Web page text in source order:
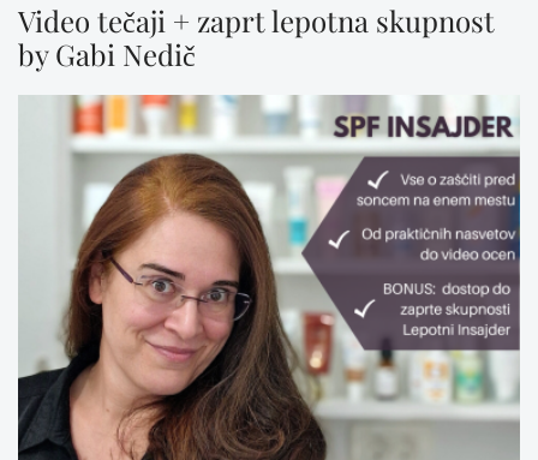
Video tečaji + zaprt lepotna skupnost
by Gabi Nedič